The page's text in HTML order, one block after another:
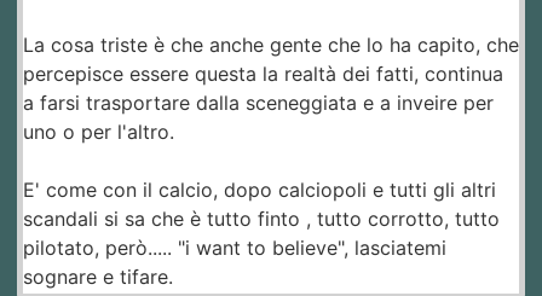
La cosa triste è che anche gente che lo ha capito, che
percepisce essere questa la realtà dei fatti, continua
a farsi trasportare dalla sceneggiata e a inveire per
uno o per l'altro.
E' come con il calcio, dopo calciopoli e tutti gli altri
scandali si sa che è tutto finto , tutto corrotto, tutto
pilotato, però..... "i want to believe", lasciatemi
sognare e tifare.